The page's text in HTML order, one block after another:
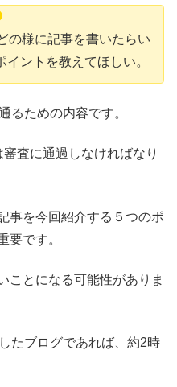
の様に記事を書いたらい
ントを教えてほしい。
るための内容です。
査に通過しなければなり
事を今回紹介する５つのポ
要です。
ことになる可能性がありま
たブログであれば、約2時